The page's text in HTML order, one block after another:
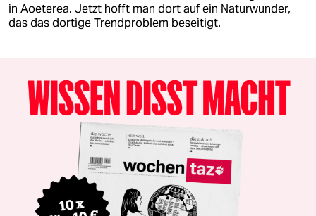
in Aoeterea. Jetzt hofft man dort auf ein Naturwunder,
das das dortige Trendproblem beseitigt.